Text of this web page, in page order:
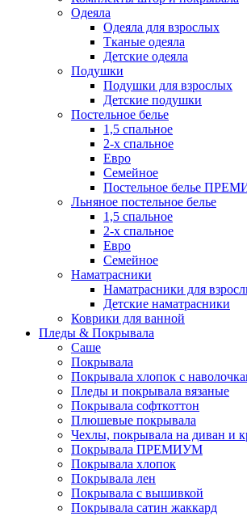
Одеяла
Одеяла для взрослых
Тканые одеяла
Детские одеяла
Подушки
Подушки для взрослых
Детские подушки
Постельное белье
1,5 спальное
2-х спальное
Евро
Семейное
Постельное белье
Льняное постельное белье
1,5 спальное
2-х спальное
Евро
Семейное
Наматрасники
Наматрасники для
Детские наматрасники
Коврики для ванной
Пледы & Покрывала
Саше
Покрывала
Покрывала хлопок с
Пледы и покрывала вязаные
Покрывала софткоттон
Плюшевые покрывала
Чехлы, покрывала на диван и
Покрывала ПРЕМИУМ
Покрывала хлопок
Покрывала лен
Покрывала с вышивкой
Покрывала сатин жаккард